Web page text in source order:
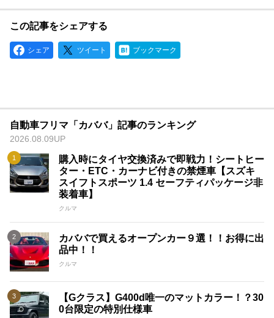
この記事をシェアする
シェア ツイート ブックマーク
自動車フリマ「カババ」記事のランキング
2026.08.09UP
購入時にタイヤ交換済みで即戦力！シートヒー
ター・ETC・カーナビ付きの禁煙車【スズキ
スイフトスポーツ 1.4 セーフティパッケージ非
装着車】
クルマ
カババで買えるオープンカー９選！！お得に出
品中！！
クルマ
【Gクラス】G400d唯一のマットカラー！？30
0台限定の特別仕様車